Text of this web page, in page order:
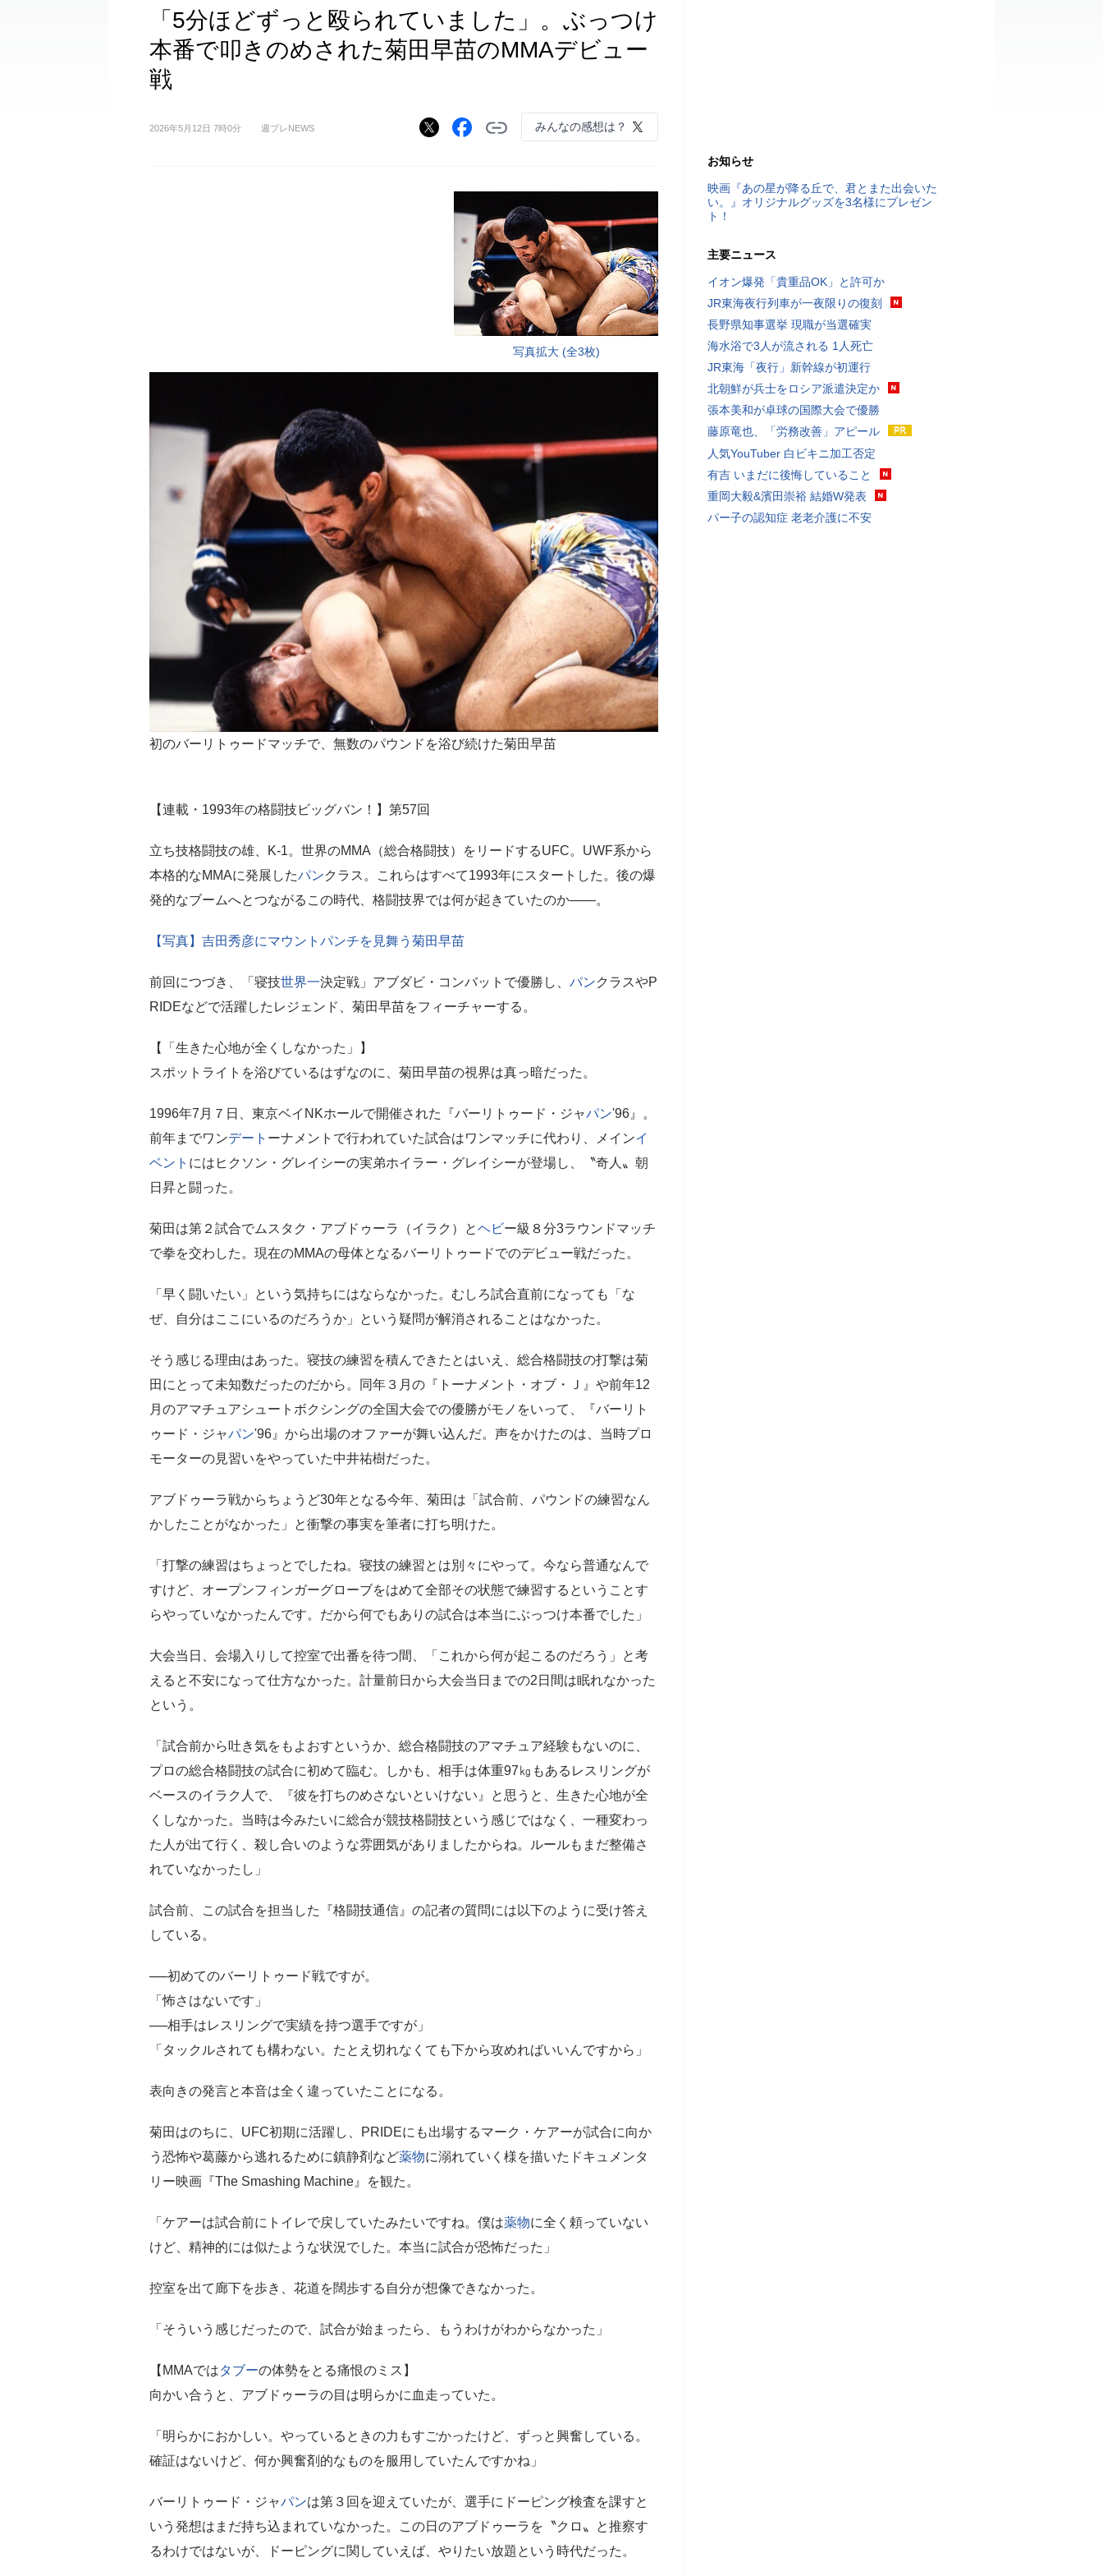
「5分ほどずっと殴られていました」。ぶっつけ
本番で叩きのめされた菊田早苗のMMAデビュー
戦
2026年5月12日 7時0分 週プレNEWS みんなの感想は？
写真拡大 (全3枚)
初のバーリトゥードマッチで、無数のパウンドを浴び続けた菊田早苗
【連載・1993年の格闘技ビッグバン！】第57回
立ち技格闘技の雄、K-1。世界のMMA（総合格闘技）をリードするUFC。UWF系から
本格的なMMAに発展したパンクラス。これらはすべて1993年にスタートした。後の爆
発的なブームへとつながるこの時代、格闘技界では何が起きていたのか――。
【写真】吉田秀彦にマウントパンチを見舞う菊田早苗
前回につづき、「寝技世界一決定戦」アブダビ・コンバットで優勝し、 パンクラスやP
RIDEなどで活躍したレジェンド、菊田早苗をフィーチャーする。
【「生きた心地が全くしなかった」】
スポットライトを浴びているはずなのに、菊田早苗の視界は真っ暗だった。
1996年7月７日、東京ベイNKホールで開催された『バーリトゥード・ジャパン'96』。
前年までワンデート ーナメントで行われていた試合はワンマッチに代わり、メインイ
ベント にはヒクソン・グレイシーの実弟ホイラー・グレイシーが登場し、〝奇人〟朝
日昇と闘った。
菊田は第２試合でムスタク・アブドゥーラ（イラク）とヘビー級８分3ラウンドマッチ
で拳を交わした。現在のMMAの母体となるバーリトゥードでのデビュー戦だった。
「早く闘いたい」という気持ちにはならなかった。むしろ試合直前になっても「な
ぜ、自分はここにいるのだろうか」という疑問が解消されることはなかった。
そう感じる理由はあった。寝技の練習を積んできたとはいえ、総合格闘技の打撃は菊
田にとって未知数だったのだから。同年３月の『トーナメント・オブ・Ｊ』や前年12
月のアマチュアシュートボクシングの全国大会での優勝がモノをいって、『バーリト
ゥード・ジャパン'96』から出場のオファーが舞い込んだ。声をかけたのは、当時プロ
モーターの見習いをやっていた中井祐樹だった。
アブドゥーラ戦からちょうど30年となる今年、菊田は「試合前、パウンドの練習なん
かしたことがなかった」と衝撃の事実を筆者に打ち明けた。
「打撃の練習はちょっとでしたね。寝技の練習とは別々にやって。今なら普通なんで
すけど、オープンフィンガーグローブをはめて全部その状態で練習するということす
らやっていなかったんです。だから何でもありの試合は本当にぶっつけ本番でした」
大会当日、会場入りして控室で出番を待つ間、「これから何が起こるのだろう」と考
えると不安になって仕方なかった。計量前日から大会当日までの2日間は眠れなかった
という。
「試合前から吐き気をもよおすというか、総合格闘技のアマチュア経験もないのに、
プロの総合格闘技の試合に初めて臨む。しかも、相手は体重97㎏もあるレスリングが
ベースのイラク人で、『彼を打ちのめさないといけない』と思うと、生きた心地が全
くしなかった。当時は今みたいに総合が競技格闘技という感じではなく、一種変わっ
た人が出て行く、殺し合いのような雰囲気がありましたからね。ルールもまだ整備さ
れていなかったし」
試合前、この試合を担当した『格闘技通信』の記者の質問には以下のように受け答え
している。
──初めてのバーリトゥード戦ですが。
「怖さはないです」
──相手はレスリングで実績を持つ選手ですが」
「タックルされても構わない。たとえ切れなくても下から攻めればいいんですから」
表向きの発言と本音は全く違っていたことになる。
菊田はのちに、UFC初期に活躍し、PRIDEにも出場するマーク・ケアーが試合に向か
う恐怖や葛藤から逃れるために鎮静剤など薬物に溺れていく様を描いたドキュメンタ
リー映画『The Smashing Machine』を観た。
「ケアーは試合前にトイレで戻していたみたいですね。僕は薬物に全く頼っていない
けど、精神的には似たような状況でした。本当に試合が恐怖だった」
控室を出て廊下を歩き、花道を闊歩する自分が想像できなかった。
「そういう感じだったので、試合が始まったら、もうわけがわからなかった」
【MMAではタブーの体勢をとる痛恨のミス】
向かい合うと、アブドゥーラの目は明らかに血走っていた。
「明らかにおかしい。やっているときの力もすごかったけど、ずっと興奮している。
確証はないけど、何か興奮剤的なものを服用していたんですかね」
バーリトゥード・ジャパンは第３回を迎えていたが、選手にドーピング検査を課すと
いう発想はまだ持ち込まれていなかった。この日のアブドゥーラを〝クロ〟と推察す
るわけではないが、ドーピングに関していえば、やりたい放題という時代だった。
お知らせ
映画『あの星が降る丘で、君とまた出会いた
い。』オリジナルグッズを3名様にプレゼン
ト！
主要ニュース
イオン爆発「貴重品OK」と許可か
JR東海夜行列車が一夜限りの復刻
長野県知事選挙 現職が当選確実
海水浴で3人が流される 1人死亡
JR東海「夜行」新幹線が初運行
北朝鮮が兵士をロシア派遣決定か
張本美和が卓球の国際大会で優勝
藤原竜也、「労務改善」アピール
人気YouTuber 白ビキニ加工否定
有吉 いまだに後悔していること
重岡大毅&濱田崇裕 結婚W発表
パー子の認知症 老老介護に不安